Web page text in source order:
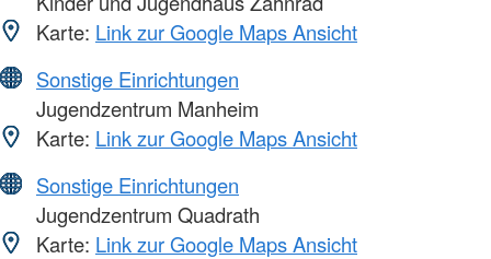
Karte: Link zur Google Maps Ansicht
Sonstige Einrichtungen
Jugendzentrum Manheim
Karte: Link zur Google Maps Ansicht
Sonstige Einrichtungen
Jugendzentrum Quadrath
Karte: Link zur Google Maps Ansicht